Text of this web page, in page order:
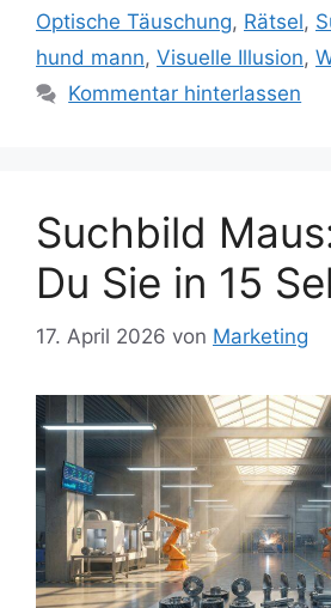
Optische Täuschung, Rätsel,
hund mann, Visuelle Illusion,
Kommentar hinterlassen
Suchbild
Du Sie in 15
17. April 2026 von Marketing